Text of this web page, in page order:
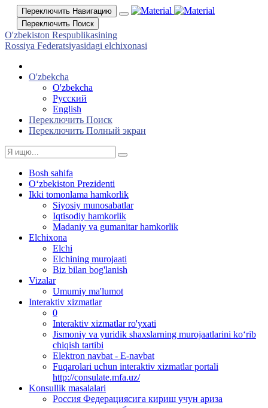
Переключить Навигацию
Переключить Поиск
O'zbekiston Respublikasining
Rossiya Federatsiyasidagi elchixonasi
O'zbekcha
O'zbekcha
Русский
English
Переключить Поиск
Переключить Полный экран
Bosh sahifa
Oʻzbekiston Prezidenti
Ikki tomonlama hamkorlik
Siyosiy munosabatlar
Iqtisodiy hamkorlik
Madaniy va gumanitar hamkorlik
Elchixona
Elchi
Elchining murojaati
Biz bilan bog'lanish
Vizalar
Umumiy ma'lumot
Interaktiv xizmatlar
0
Interaktiv xizmatlar ro'yxati
Jismoniy va yuridik shaxslarning murojaatlarini ko‘rib
chiqish tartibi
Elektron navbat - E-navbat
Fuqarolari uchun interaktiv xizmatlar portali
http://consulate.mfa.uz/
Konsullik masalalari
Россия Федерациясига кириш учун ариза